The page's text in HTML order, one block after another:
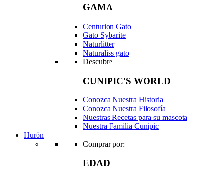
GAMA
Centurion Gato
Gato Sybarite
Naturlitter
Naturaliss gato
Descubre
CUNIPIC'S WORLD
Conozca Nuestra Historia
Conozca Nuestra Filosofía
Nuestras Recetas para su mascota
Nuestra Familia Cunipic
Hurón
Comprar por:
EDAD